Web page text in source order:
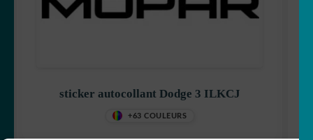
sticker autocollant Dodge 3 ILKCJ
+63 COULEURS